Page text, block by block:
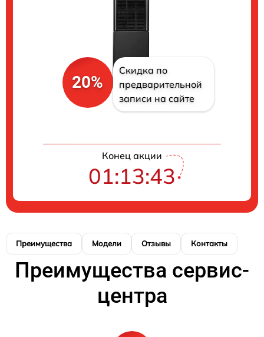
20%
Скидка по
предварительной
записи на сайте
Конец акции
01:13:43
Преимущества Модели Отзывы Контакты
Преимущества сервис-
центра